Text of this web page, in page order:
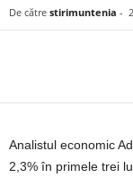
De către stirimuntenia -
Analistul economic
2,3% în primele trei